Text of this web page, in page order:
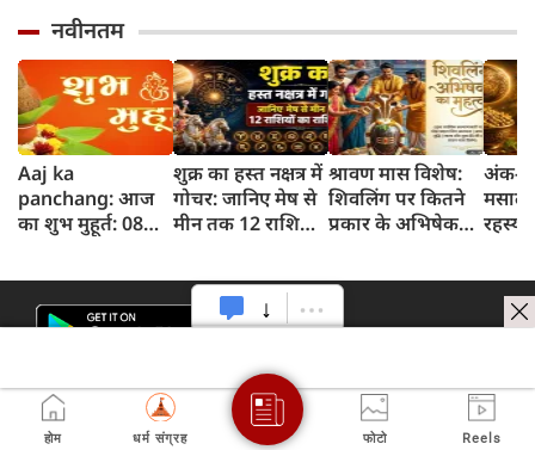
नवीनतम
Aaj ka
panchang: आज
का शुभ मुहूर्त: 08
और शुभ समय
शुक्र का हस्त नक्षत्र में
गोचर: जानिए मेष से
मीन तक 12 राशियों
श्रावण मास विशेष:
शिवलिंग पर कितने
प्रकार के अभिषेक
महत्व
अंक-
मसाले
रहस्य
होम धर्म संग्रह फोटो Reels